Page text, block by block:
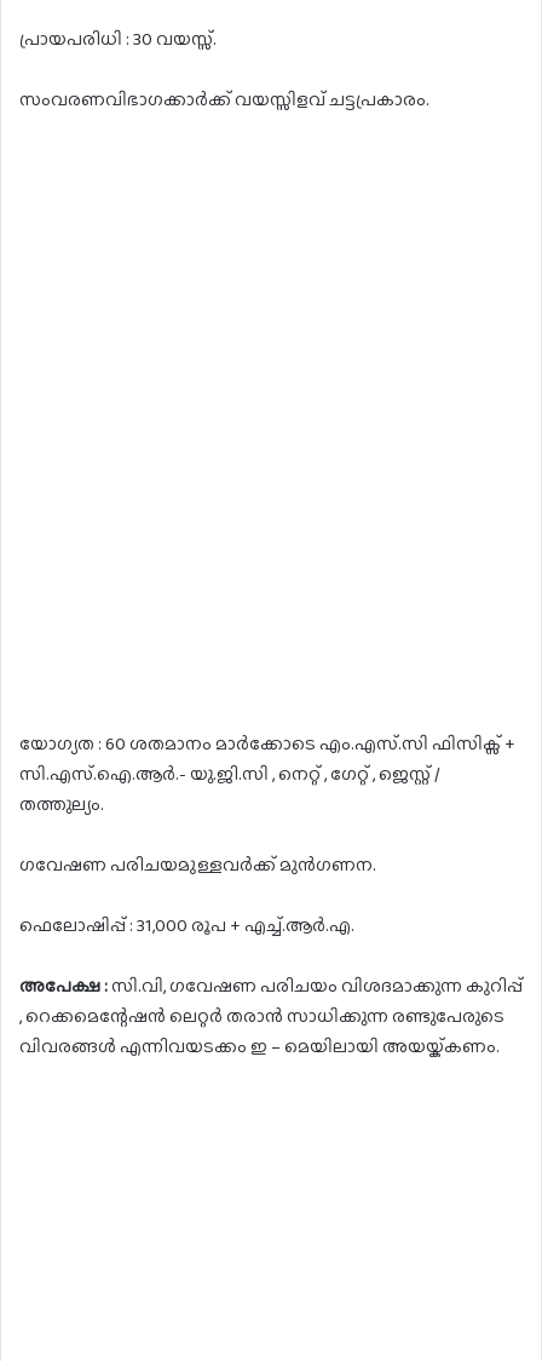
പ്രായപരിധി : 30 വയസ്സ്.
സംവരണവിഭാഗക്കാർക്ക് വയസ്സിളവ് ചട്ടപ്രകാരം.
യോഗ്യത : 60 ശതമാനം മാർക്കോടെ എം.എസ്.സി ഫിസിക്സ് +
സി.എസ്.ഐ.ആർ.- യു.ജി.സി , നെറ്റ് , ഗേറ്റ് , ജെസ്റ്റ് /
തത്തുല്യം.
ഗവേഷണ പരിചയമുള്ളവർക്ക് മുൻഗണന.
ഫെലോഷിപ്പ് : 31,000 രൂപ + എച്ച്.ആർ.എ.
അപേക്ഷ :സി.വി, ഗവേഷണ പരിചയം വിശദമാക്കുന്ന കുറിപ്പ്
, റെക്കമെന്റേഷൻ ലെറ്റർ തരാൻ സാധിക്കുന്ന രണ്ടുപേരുടെ
വിവരങ്ങൾ എന്നിവയടക്കം ഇ – മെയിലായി അയയ്ക്കണം.